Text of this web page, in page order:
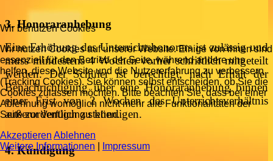
3. Honoraranhebung
Eine Erhöhung des Unterrichtshonorars ist zulässig und
muss mindestens 4 Wochen vorher schriftlich mitgeteilt
werden. Der Schüler ist berechtigt, nach Erhalt der
Benachrichtigung über eine Honoraranhebung binnen
einer Frist von 2 Wochen das Unterrichtsverhältnis
außerordentlich zu kündigen.
4. Kündigung
Wir benutzen Cookies
Wir nutzen Cookies auf unserer Website. Einige von ihnen sind
essenziell für den Betrieb der Seite, während andere uns
helfen, diese Website und die Nutzererfahrung zu verbessern
(Tracking Cookies). Sie können selbst entscheiden, ob Sie die
Cookies zulassen möchten. Bitte beachten Sie, dass bei einer
Ablehnung womöglich nicht mehr alle Funktionalitäten der
Seite zur Verfügung stehen.
Akzeptieren Ablehnen
Weitere Informationen
Impressum